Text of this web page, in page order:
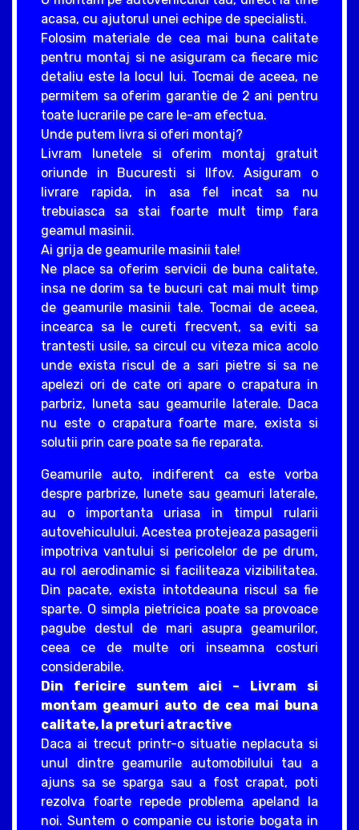
acasa, cu ajutorul unei echipe de specialisti.
Folosim materiale de cea mai buna calitate
pentru montaj si ne asiguram ca fiecare mic
detaliu este la locul lui. Tocmai de aceea, ne
permitem sa oferim garantie de 2 ani pentru
toate lucrarile pe care le-am efectua.
Unde putem livra si oferi montaj?
Livram lunetele si oferim montaj gratuit
oriunde in Bucuresti si Ilfov. Asiguram o
livrare rapida, in asa fel incat sa nu
trebuiasca sa stai foarte mult timp fara
geamul masinii.
Ai grija de geamurile masinii tale!
Ne place sa oferim servicii de buna calitate,
insa ne dorim sa te bucuri cat mai mult timp
de geamurile masinii tale. Tocmai de aceea,
incearca sa le cureti frecvent, sa eviti sa
trantesti usile, sa circul cu viteza mica acolo
unde exista riscul de a sari pietre si sa ne
apelezi ori de cate ori apare o crapatura in
parbriz, luneta sau geamurile laterale. Daca
nu este o crapatura foarte mare, exista si
solutii prin care poate sa fie reparata.
Geamurile auto, indiferent ca este vorba
despre parbrize, lunete sau geamuri laterale,
au o importanta uriasa in timpul rularii
autovehiculului. Acestea protejeaza pasagerii
impotriva vantului si pericolelor de pe drum,
au rol aerodinamic si faciliteaza vizibilitatea.
Din pacate, exista intotdeauna riscul sa fie
sparte. O simpla pietricica poate sa provoace
pagube destul de mari asupra geamurilor,
ceea ce de multe ori inseamna costuri
considerabile.
Din fericire suntem aici – Livram si
montam geamuri auto de cea mai buna
calitate, la preturi atractive
Daca ai trecut printr-o situatie neplacuta si
unul dintre geamurile automobilului tau a
ajuns sa se sparga sau a fost crapat, poti
rezolva foarte repede problema apeland la
noi. Suntem o companie cu istorie bogata in